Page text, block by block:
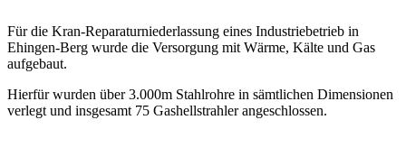
Für die Kran-Reparaturniederlassung eines Industriebetrieb in
Ehingen-Berg wurde die Versorgung mit Wärme, Kälte und Gas
aufgebaut.
Hierfür wurden über 3.000m Stahlrohre in sämtlichen Dimensionen
verlegt und insgesamt 75 Gashellstrahler angeschlossen.